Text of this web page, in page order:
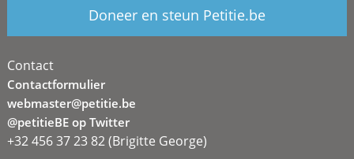
Doneer en steun Petitie.be
Contact
Contactformulier
webmaster@petitie.be
@petitieBE op Twitter
+32 456 37 23 82 (Brigitte George)